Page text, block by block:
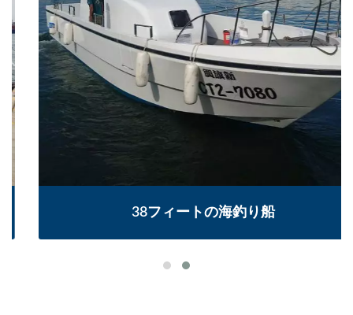
38フィートの海釣り船